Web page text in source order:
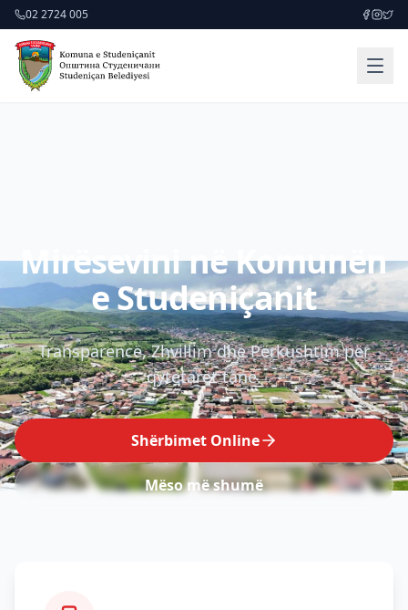
02 2724 005
Mirësevini në Komunën
e Studeniçanit
Transparencë, Zhvillim dhe Përkushtim për
qytetarët tanë.
Shërbimet Online
Mëso më shumë